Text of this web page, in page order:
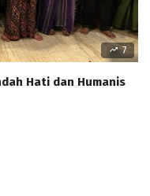
7
Hati dan Humanis